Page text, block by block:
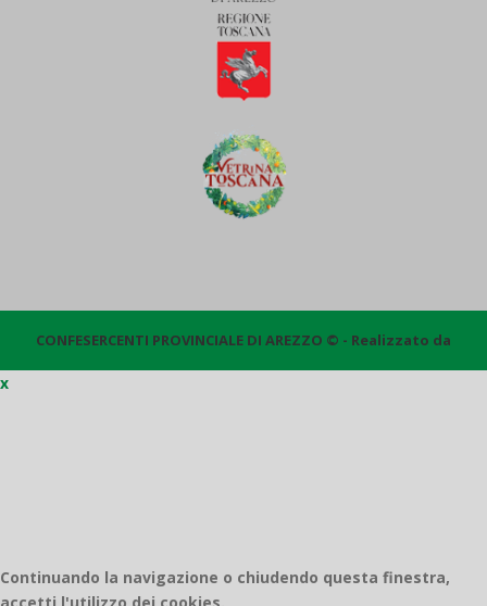
CONFESERCENTI PROVINCIALE DI AREZZO © - Realizzato da
x
Continuando la navigazione o chiudendo questa finestra,